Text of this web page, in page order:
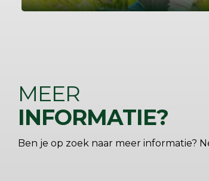
MEER
INFORMATIE?
Ben je op zoek naar meer informatie?